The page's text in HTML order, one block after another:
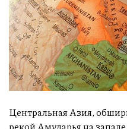
Центральная Азия,
рекой Амударья на